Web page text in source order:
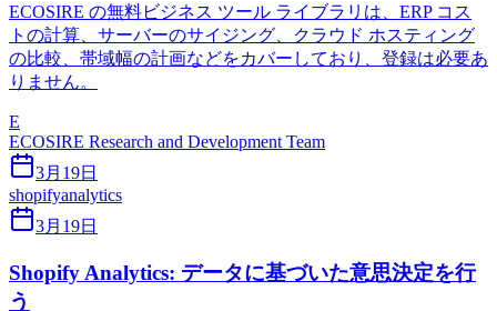
ECOSIRE の無料ビジネス ツール ライブラリは、ERP コス
トの計算、サーバーのサイジング、クラウド ホスティング
の比較、帯域幅の計画などをカバーしており、登録は必要あ
りません。
E
ECOSIRE Research and Development Team
3月19日
shopifyanalytics
3月19日
Shopify Analytics: データに基づいた意思決定を行
う